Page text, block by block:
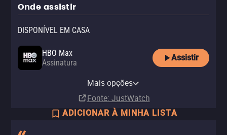
Onde assistir
DISPONÍVEL EM CASA
HBO Max
Assinatura
Assistir
Mais opções
Fonte: JustWatch
ADICIONAR À MINHA LISTA